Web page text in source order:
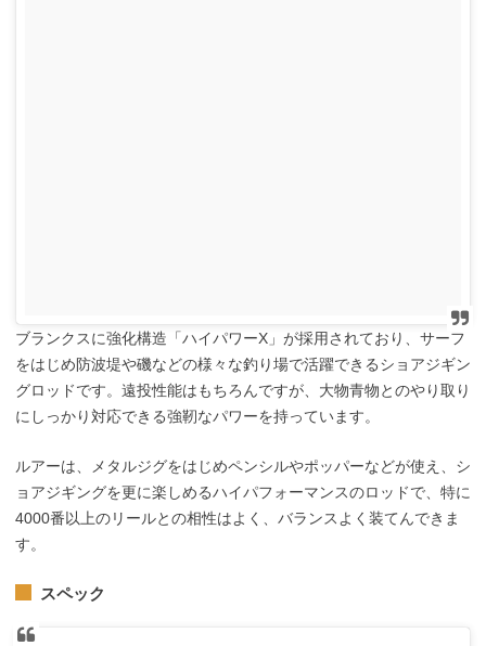
ブランクスに強化構造「ハイパワーX」が採用されており、サーフ
をはじめ防波堤や磯などの様々な釣り場で活躍できるショアジギン
グロッドです。遠投性能はもちろんですが、大物青物とのやり取り
にしっかり対応できる強靭なパワーを持っています。
ルアーは、メタルジグをはじめペンシルやポッパーなどが使え、シ
ョアジギングを更に楽しめるハイパフォーマンスのロッドで、特に
4000番以上のリールとの相性はよく、バランスよく装てんできま
す。
スペック